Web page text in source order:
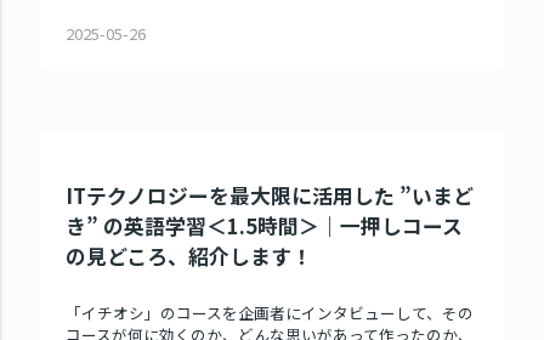
2025-05-26
ITテクノロジーを最大限に活用した ”いまど
き” の英語学習＜1.5時間＞｜一押しコース
の見どころ、紹介します！
「イチオシ」のコースを企画者にインタビューして、その
コースが何に効くのか、どんな思いがあって作ったのか、